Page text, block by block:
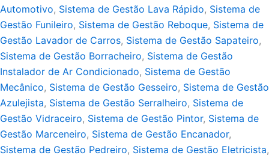
Automotivo, Sistema de Gestão Lava Rápido, Sistema de
Gestão Funileiro, Sistema de Gestão Reboque, Sistema de
Gestão Lavador de Carros, Sistema de Gestão Sapateiro,
Sistema de Gestão Borracheiro, Sistema de Gestão
Instalador de Ar Condicionado, Sistema de Gestão
Mecânico, Sistema de Gestão Gesseiro, Sistema de Gestão
Azulejista, Sistema de Gestão Serralheiro, Sistema de
Gestão Vidraceiro, Sistema de Gestão Pintor, Sistema de
Gestão Marceneiro, Sistema de Gestão Encanador,
Sistema de Gestão Pedreiro, Sistema de Gestão Eletricista,